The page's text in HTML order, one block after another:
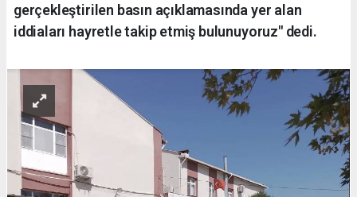
gerçekleştirilen basın açıklamasında yer alan
iddiaları hayretle takip etmiş bulunuyoruz" dedi.